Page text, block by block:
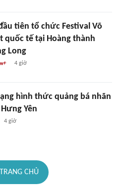
tiên tổ chức Festival Võ
quốc tế tại Hoàng thành
Long
4 giờ
hình thức quảng bá nhãn
Yên
4 giờ
CHỦ